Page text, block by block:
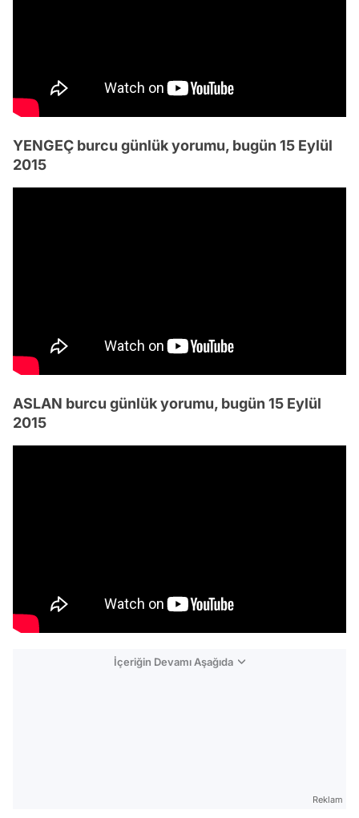
YENGEÇ burcu günlük yorumu, bugün 15 Eylül
2015
ASLAN burcu günlük yorumu, bugün 15 Eylül
2015
İçeriğin Devamı Aşağıda
Reklam